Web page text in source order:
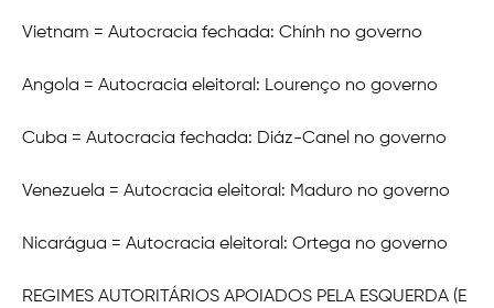
Vietnam = Autocracia fechada: Chính no governo
Angola = Autocracia eleitoral: Lourenço no governo
Cuba = Autocracia fechada: Diáz-Canel no governo
Venezuela = Autocracia eleitoral: Maduro no governo
Nicarágua = Autocracia eleitoral: Ortega no governo
REGIMES AUTORITÁRIOS APOIADOS PELA ESQUERDA (E